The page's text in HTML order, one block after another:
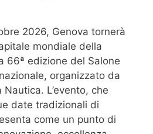
2026, Genova tornerà
mondiale della
66ª edizione del Salone
organizzato da
L’evento, che
date tradizionali di
come un punto di